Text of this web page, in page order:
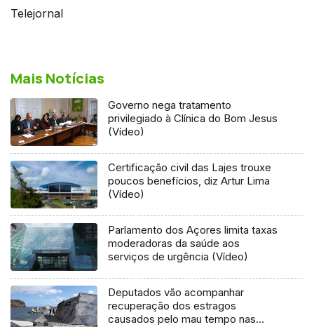
Telejornal
Mais Notícias
Governo nega tratamento
privilegiado à Clínica do Bom Jesus
(Vídeo)
Certificação civil das Lajes trouxe
poucos benefícios, diz Artur Lima
(Vídeo)
Parlamento dos Açores limita taxas
moderadoras da saúde aos
serviços de urgência (Vídeo)
Deputados vão acompanhar
recuperação dos estragos
causados pelo mau tempo nas